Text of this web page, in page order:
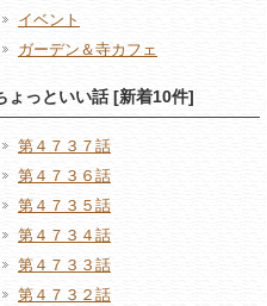
イベント
ガーデン＆寺カフェ
ょっといい話 [新着10件]
第４７３７話
第４７３６話
第４７３５話
第４７３４話
第４７３３話
第４７３２話